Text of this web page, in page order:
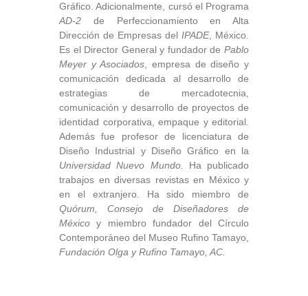
Gráfico. Adicionalmente, cursó el Programa
AD-2 de Perfeccionamiento en Alta
Dirección de Empresas del IPADE, México.
Es el Director General y fundador de Pablo
Meyer y Asociados , empresa de diseño y
comunicación dedicada al desarrollo de
estrategias de mercadotecnia,
comunicación y desarrollo de proyectos de
identidad corporativa, empaque y editorial.
Además fue profesor de licenciatura de
Diseño Industrial y Diseño Gráfico en la
Universidad Nuevo Mundo.
Ha publicado
trabajos en diversas revistas en México y
en el extranjero. Ha sido miembro de
Quórum, Consejo de Diseñadores de
México y miembro fundador del Círculo
Contemporáneo del Museo Rufino Tamayo,
Fundación Olga y Rufino Tamayo, AC.